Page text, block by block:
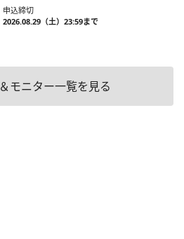
申込締切
2026.08.29（土）23:59まで
モニター一覧を見る